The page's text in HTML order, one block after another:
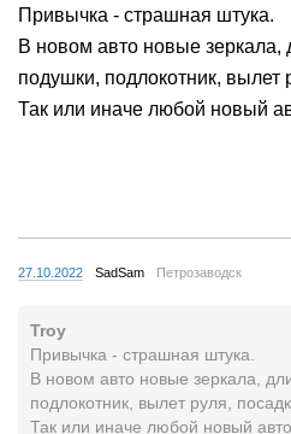
Привычка - страшная штука.
В новом авто новые зеркала,
подушки, подлокотник, вылет
Так или иначе любой новый
27.10.2022 SadSam Петрозаводск
Troy
Привычка - страшная штука.
В новом авто новые зеркала,
подлокотник, вылет руля,
Так или иначе любой новый